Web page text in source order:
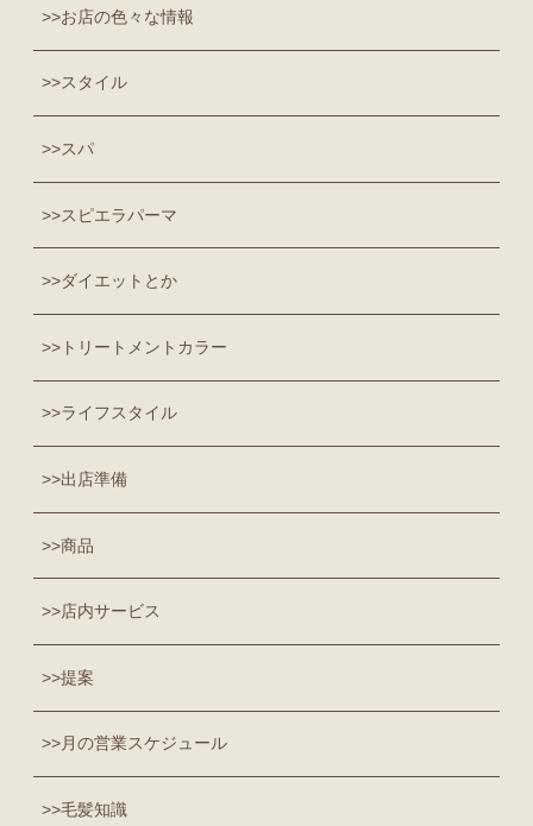
お店の色々な情報
スタイル
スパ
スピエラパーマ
ダイエットとか
トリートメントカラー
ライフスタイル
出店準備
商品
店内サービス
提案
月の営業スケジュール
毛髪知識